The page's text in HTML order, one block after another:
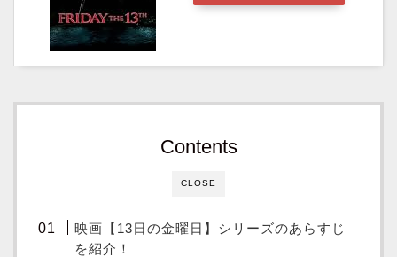
CLOSE
Contents
映画【13日の金曜日】シリーズのあらすじ
を紹介！